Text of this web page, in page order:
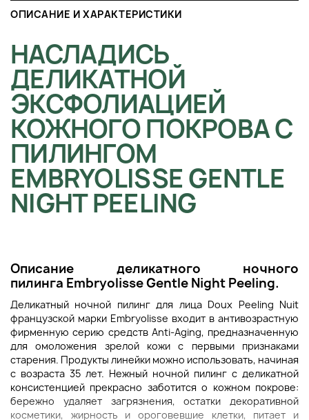
ОПИСАНИЕ И ХАРАКТЕРИСТИКИ
НАСЛАДИСЬ
ДЕЛИКАТНОЙ
ЭКСФОЛИАЦИЕЙ
КОЖНОГО ПОКРОВА С
ПИЛИНГОМ
EMBRYOLISSE GENTLE
NIGHT PEELING
Описание деликатного ночного
пилинга Embryolisse Gentle Night Peeling.
Деликатный ночной пилинг для лица Doux Peeling Nuit
французской марки Embryolisse входит в антивозрастную
фирменную серию средств Anti-Aging, предназначенную
для омоложения зрелой кожи с первыми признаками
старения. Продукты линейки можно использовать, начиная
с возраста 35 лет. Нежный ночной пилинг с деликатной
консистенцией прекрасно заботится о кожном покрове:
бережно удаляет загрязнения, остатки декоративной
косметики, жирность и ороговевшие клетки, питает и